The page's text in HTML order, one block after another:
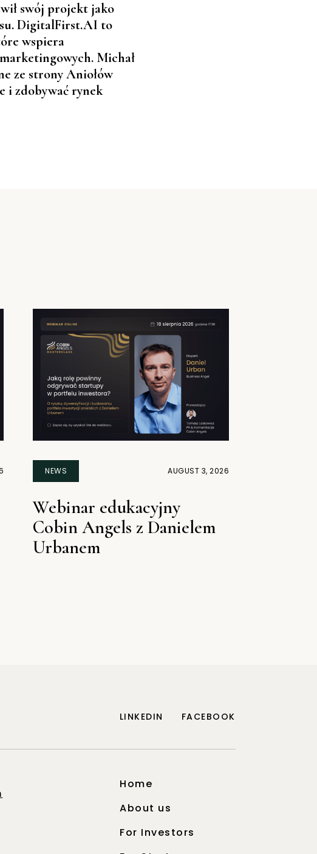
swój projekt jako
DigitalFirst.AI to
wspiera
Michał
ze strony Aniołów
i zdobywać rynek
NEWS AUGUST 3, 2026
Webinar edukacyjny
Cobin Angels z Danielem
Urbanem
LINKEDIN FACEBOOK
Home
About us
For Investors